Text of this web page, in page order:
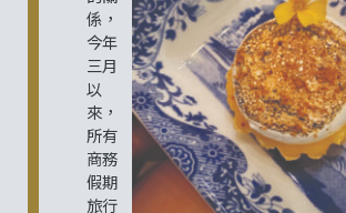
係，
今年
三月
以
來，
所有
商務
假期
旅行